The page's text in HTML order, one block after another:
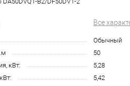
Все
Обычный
50
кВт:
5,28
5,42